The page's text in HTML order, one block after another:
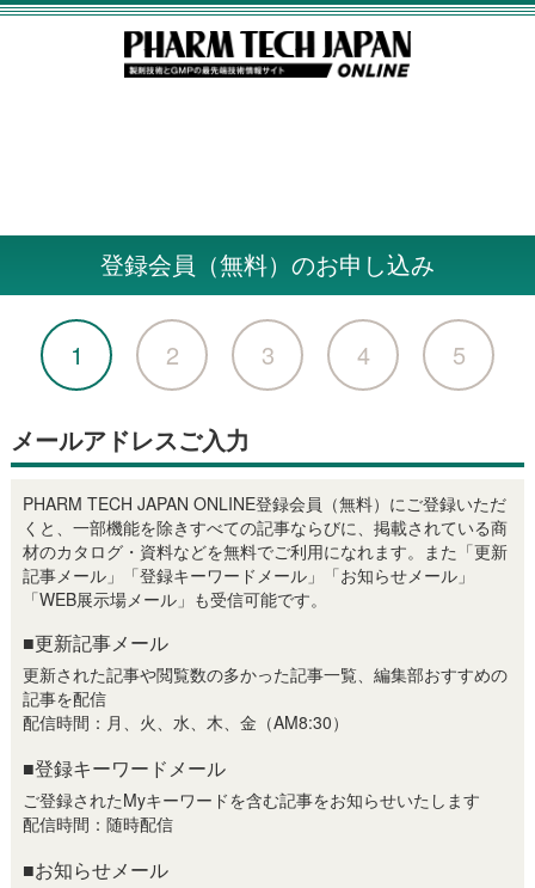
登録会員（無料）のお申し込み
1 2 3 4 5
メールアドレスご入力
PHARM TECH JAPAN ONLINE登録会員（無料）にご登録いただ
くと、一部機能を除きすべての記事ならびに、掲載されている商
材のカタログ・資料などを無料でご利用になれます。また「更新
記事メール」「登録キーワードメール」「お知らせメール」
「WEB展示場メール」も受信可能です。
■更新記事メール
更新された記事や閲覧数の多かった記事一覧、編集部おすすめの
記事を配信
配信時間：月、火、水、木、金（AM8:30）
■登録キーワードメール
ご登録されたMyキーワードを含む記事をお知らせいたします
配信時間：随時配信
■お知らせメール